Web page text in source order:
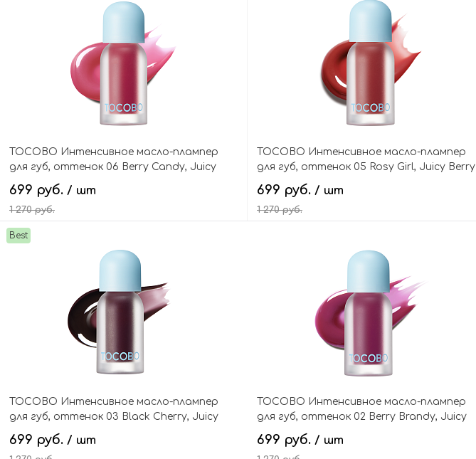
TOCOBO Интенсивное масло-плампер
для губ, оттенок 06 Berry Candy, Juicy
Berry Plumping Lip Oil Glam Max
699 руб. / шт
1 270 руб.
В корзину
TOCOBO Интенсивное масло-плампер
для губ, оттенок 05 Rosy Girl, Juicy Berry
Plumping Lip Oil Glam Max
699 руб. / шт
1 270 руб.
В корзину
Best
TOCOBO Интенсивное масло-плампер
для губ, оттенок 03 Black Cherry, Juicy
Berry Plumping Lip Oil Glam Max
699 руб. / шт
TOCOBO Интенсивное масло-плампер
для губ, оттенок 02 Berry Brandy, Juicy
Berry Plumping Lip Oil Glam Max
699 руб. / шт